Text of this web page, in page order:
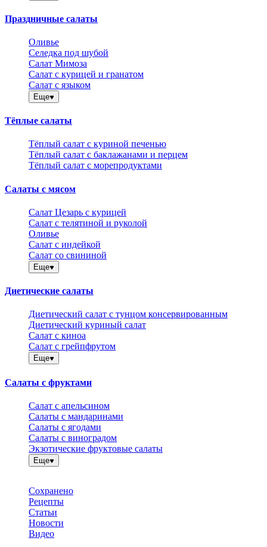
Праздничные салаты
Оливье
Селедка под шубой
Салат Мимоза
Салат с курицей и гранатом
Салат с языком
Еще
Тёплые салаты
Тёплый салат с куриной печенью
Тёплый салат с баклажанами и перцем
Тёплый салат с морепродуктами
Салаты с мясом
Салат Цезарь с курицей
Салат с телятиной и руколой
Оливье
Салат с индейкой
Салат со свининой
Еще
Диетические салаты
Диетический салат с тунцом консервированным
Диетический куриный салат
Салат с киноа
Салат с грейпфрутом
Еще
Салаты с фруктами
Салат с апельсином
Салаты с мандаринами
Салаты с ягодами
Салаты с виноградом
Экзотические фруктовые салаты
Еще
Сохранено
Рецепты
Статьи
Новости
Видео